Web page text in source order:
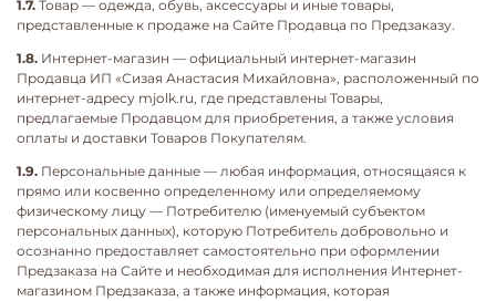
1.7. Товар — одежда, обувь, аксессуары и иные товары,
представленные к продаже на Сайте Продавца по Предзаказу.
1.8. Интернет-магазин — официальный интернет-магазин
Продавца ИП «Сизая Анастасия Михайловна», расположенный по
интернет-адресу mjolk.ru, где представлены Товары,
предлагаемые Продавцом для приобретения, а также условия
оплаты и доставки Товаров Покупателям.
1.9. Персональные данные — любая информация, относящаяся к
прямо или косвенно определенному или определяемому
физическому лицу — Потребителю (именуемый субъектом
персональных данных), которую Потребитель добровольно и
осознанно предоставляет самостоятельно при оформлении
Предзаказа на Сайте и необходимая для исполнения Интернет-
магазином Предзаказа, а также информация, которая